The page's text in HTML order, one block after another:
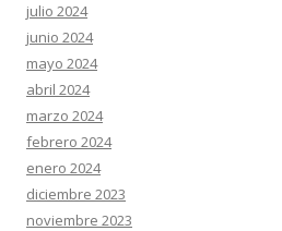
julio 2024
junio 2024
mayo 2024
abril 2024
marzo 2024
febrero 2024
enero 2024
diciembre 2023
noviembre 2023